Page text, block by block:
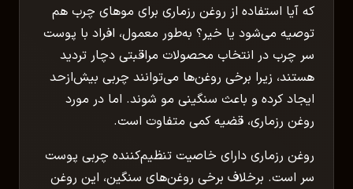
که آیا استفاده از روغن رزماری برای موهای چرب هم
توصیه می‌شود یا خیر؟ به‌طور معمول، افراد با پوست
سر چرب در انتخاب محصولات مراقبتی دچار تردید
هستند، زیرا برخی روغن‌ها می‌توانند چربی بیش‌ازحد
ایجاد کرده و باعث سنگینی مو شوند. اما در مورد
روغن رزماری، قضیه کمی متفاوت است.
روغن رزماری دارای خاصیت تنظیم‌کننده چربی پوست
سر است. برخلاف برخی روغن‌های سنگین، این روغن